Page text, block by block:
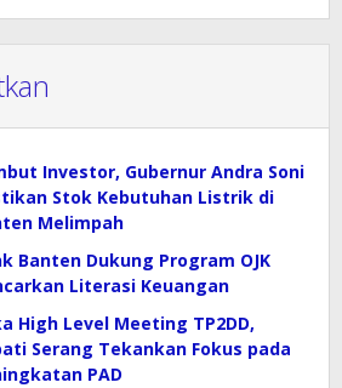
Investor, Gubernur Andra Soni
Stok Kebutuhan Listrik di
Melimpah
Banten Dukung Program OJK
Literasi Keuangan
High Level Meeting TP2DD,
Serang Tekankan Fokus pada
PAD